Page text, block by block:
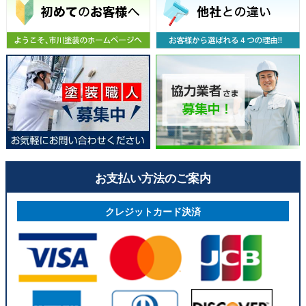
お支払い方法のご案内
クレジットカード決済